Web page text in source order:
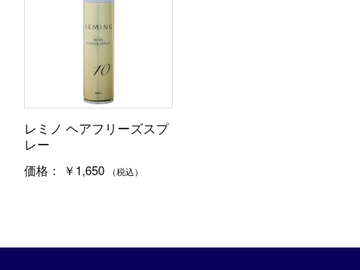
レミノ ヘアフリーズスプ
レー
価格：
￥1,650 （税込）